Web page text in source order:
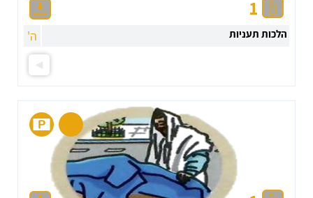
1
הלכות תעניות ה'